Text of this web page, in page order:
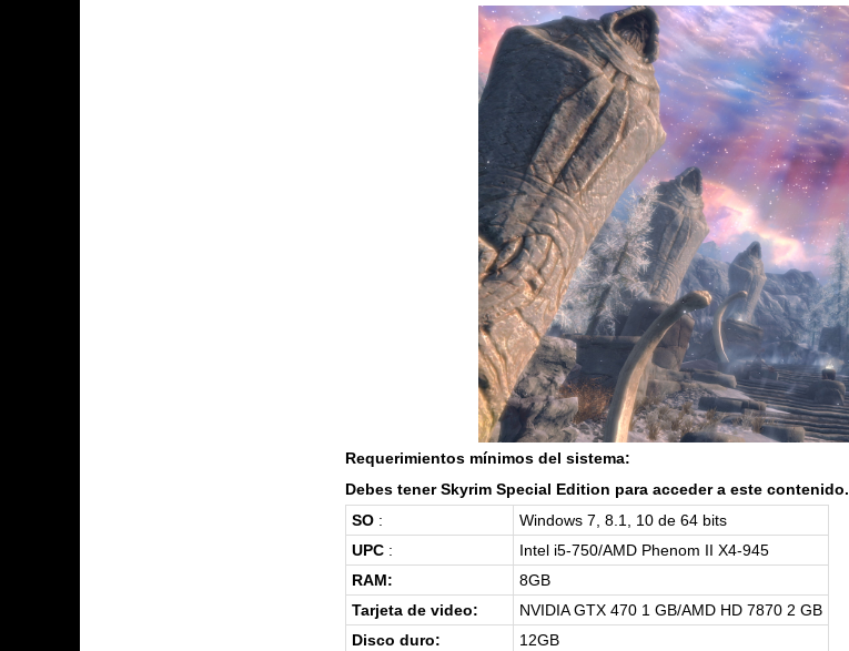
Requerimientos mínimos del sistema:
Debes tener Skyrim Special Edition para acceder a este contenido.
SO:
Windows 7, 8.1, 10 de 64 bits
UPC:
Intel i5-750/AMD Phenom II X4-945
RAM:
8GB
Tarjeta de video:
NVIDIA GTX 470 1 GB/AMD HD 7870 2 GB
Disco duro:
12GB